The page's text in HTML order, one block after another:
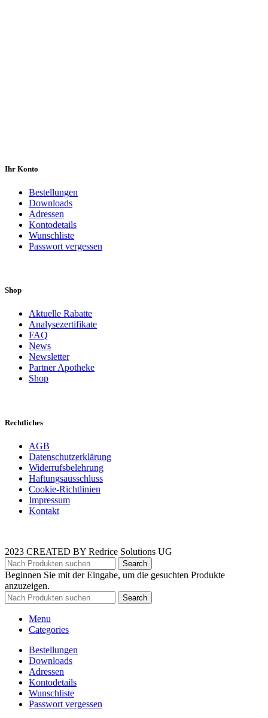
Ihr Konto
Bestellungen
Downloads
Adressen
Kontodetails
Wunschliste
Passwort vergessen
Shop
Aktuelle Rabatte
Analysezertifikate
FAQ
News
Newsletter
Partner Apotheke
Shop
Rechtliches
AGB
Datenschutzerklärung
Widerrufsbelehrung
Haftungsausschluss
Cookie-Richtlinien
Impressum
Kontakt
2023 CREATED BY Redrice Solutions UG
Search
Beginnen Sie mit der Eingabe, um die gesuchten Produkte
anzuzeigen.
Search
Menu
Categories
Bestellungen
Downloads
Adressen
Kontodetails
Wunschliste
Passwort vergessen